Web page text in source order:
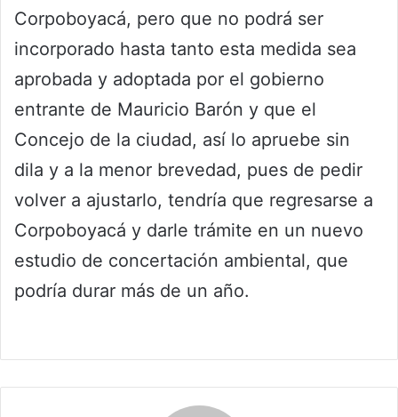
Corpoboyacá, pero que no podrá ser
incorporado hasta tanto esta medida sea
aprobada y adoptada por el gobierno
entrante de Mauricio Barón y que el
Concejo de la ciudad, así lo apruebe sin
dila y a la menor brevedad, pues de pedir
volver a ajustarlo, tendría que regresarse a
Corpoboyacá y darle trámite en un nuevo
estudio de concertación ambiental, que
podría durar más de un año.